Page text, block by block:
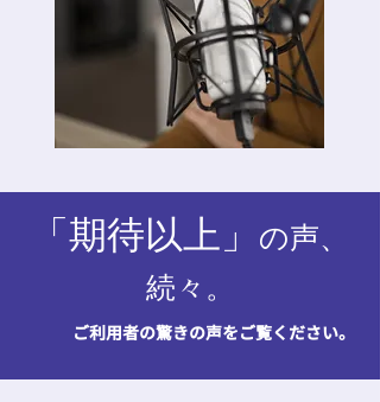
​「期待以上」 の声、
続々。
ご利用者の驚きの声をご覧ください。